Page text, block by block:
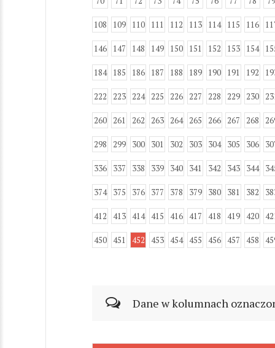
108 109 110 111 112 113 114 115 116
146 147 148 149 150 151 152 153 154
184 185 186 187 188 189 190 191 192
222 223 224 225 226 227 228 229 230
260 261 262 263 264 265 266 267 268
298 299 300 301 302 303 304 305 306
336 337 338 339 340 341 342 343 344
374 375 376 377 378 379 380 381 382
412 413 414 415 416 417 418 419 420
450 451 452 453 454 455 456 457 458
Dane w kolumnach